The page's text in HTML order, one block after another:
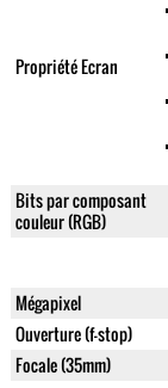
Propriété Ecran
Bits par composant
couleur (RGB)
Mégapixel
Ouverture (f-stop)
Focale (35mm)